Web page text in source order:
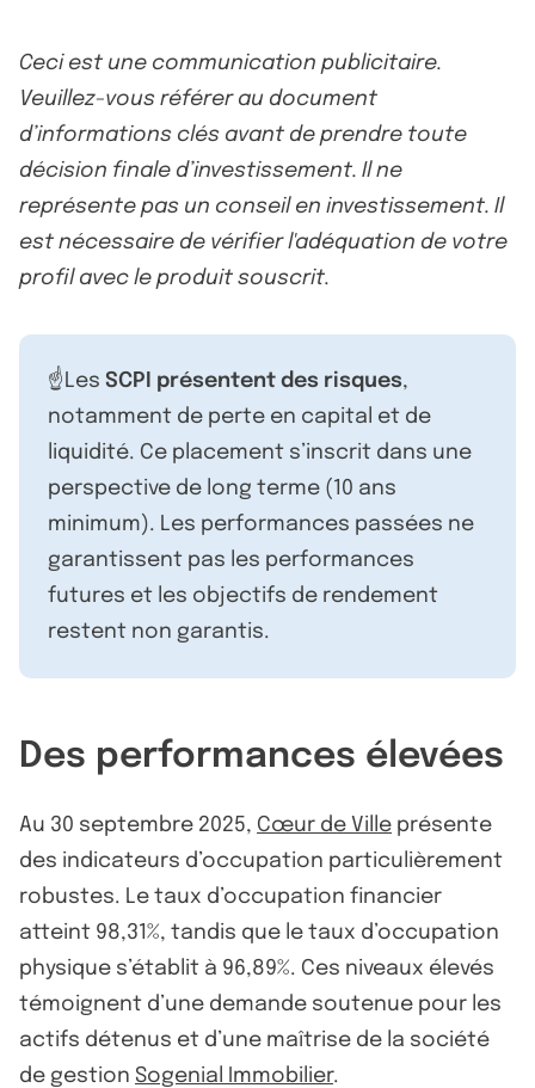
Ceci est une communication publicitaire.
Veuillez-vous référer au document
d’informations clés avant de prendre toute
décision finale d’investissement. Il ne
représente pas un conseil en investissement. Il
est nécessaire de vérifier l'adéquation de votre
profil avec le produit souscrit.
☝️Les SCPI présentent des risques,
notamment de perte en capital et de
liquidité. Ce placement s’inscrit dans une
perspective de long terme (10 ans
minimum). Les performances passées ne
garantissent pas les performances
futures et les objectifs de rendement
restent non garantis.
Des performances élevées
Au 30 septembre 2025, Cœur de Ville présente
des indicateurs d’occupation particulièrement
robustes. Le taux d’occupation financier
atteint 98,31%, tandis que le taux d’occupation
physique s’établit à 96,89%. Ces niveaux élevés
témoignent d’une demande soutenue pour les
actifs détenus et d’une maîtrise de la société
de gestion Sogenial Immobilier.